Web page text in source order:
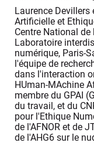
Laurence
Artificielle et
Centre National de
Laboratoire
numérique, Paris-
l'équipe de
dans l'interaction
HUman-MAchine
membre du GPAI
du travail, et du
pour l'Ethique
de l'AFNOR et de
de l'AHG6 sur le